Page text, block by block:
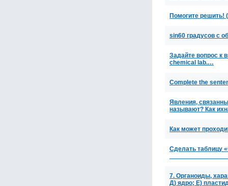
Помогите решить!
sin60 градусов с
Задайте вопрос к
chemical lab.…
Complete the
Явления,
называют? Как
Как может
Сделать таблицу
7. Органоиды,
Д) ядро; Е)